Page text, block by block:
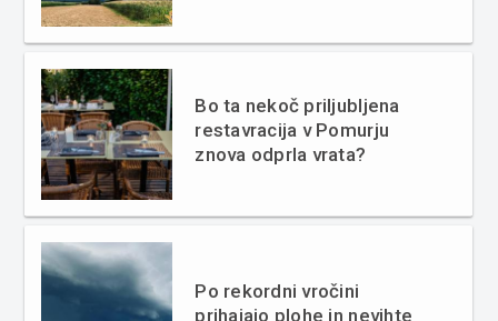
Bo ta nekoč priljubljena
restavracija v Pomurju
znova odprla vrata?
Po rekordni vročini
prihajajo plohe in nevihte